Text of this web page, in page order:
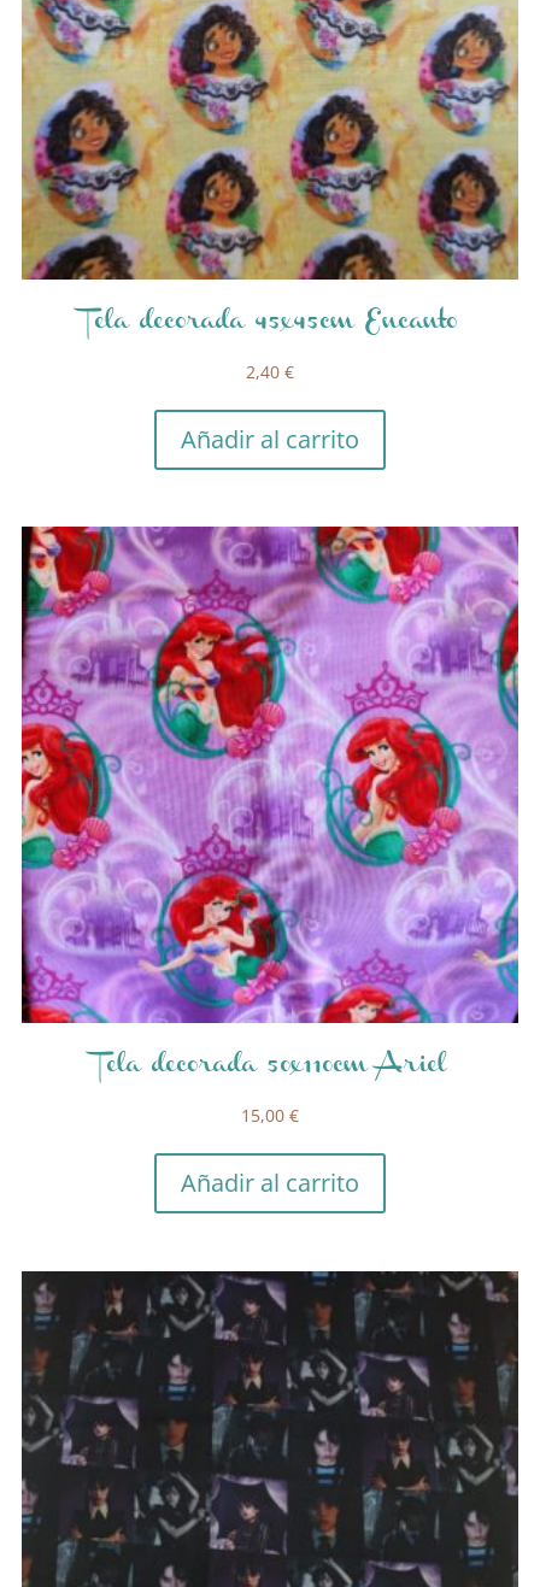
Tela decorada 45x45cm Encanto
2,40 €
Añadir al carrito
Tela decorada 50x110cm Ariel
15,00 €
Añadir al carrito